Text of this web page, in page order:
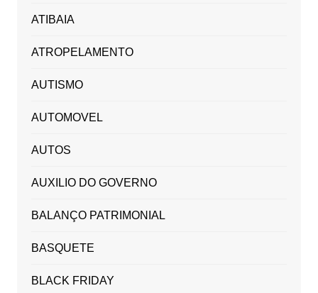
ATIBAIA
ATROPELAMENTO
AUTISMO
AUTOMOVEL
AUTOS
AUXILIO DO GOVERNO
BALANÇO PATRIMONIAL
BASQUETE
BLACK FRIDAY